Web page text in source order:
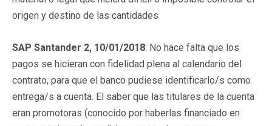
origen y destino de las cantidades
SAP Santander 2, 10/01/2018: No hace falta que los
pagos se hicieran con fidelidad plena al calendario del
contrato, para que el banco pudiese identificarlo/s como
entrega/s a cuenta. El saber que las titulares de la cuenta
eran promotoras (conocido por haberlas financiado en